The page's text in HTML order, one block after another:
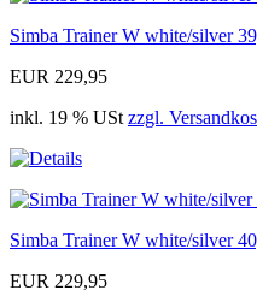
Simba Trainer W white/silver
EUR 229,95
inkl. 19 % USt zzgl.
Simba Trainer W white/silver
EUR 229,95